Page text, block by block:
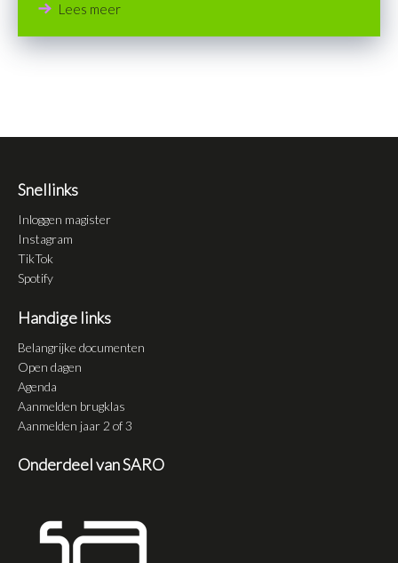
Lees meer
Snellinks
Inloggen magister
Instagram
TikTok
Spotify
Handige links
Belangrijke documenten
Open dagen
Agenda
Aanmelden brugklas
Aanmelden jaar 2 of 3
Onderdeel van SARO